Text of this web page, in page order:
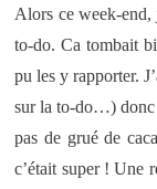
Alors ce week-end,
to-do. Ca tombait
pu les y rapporter.
sur la to-do…) donc
pas de grué de
c’était super ! Une